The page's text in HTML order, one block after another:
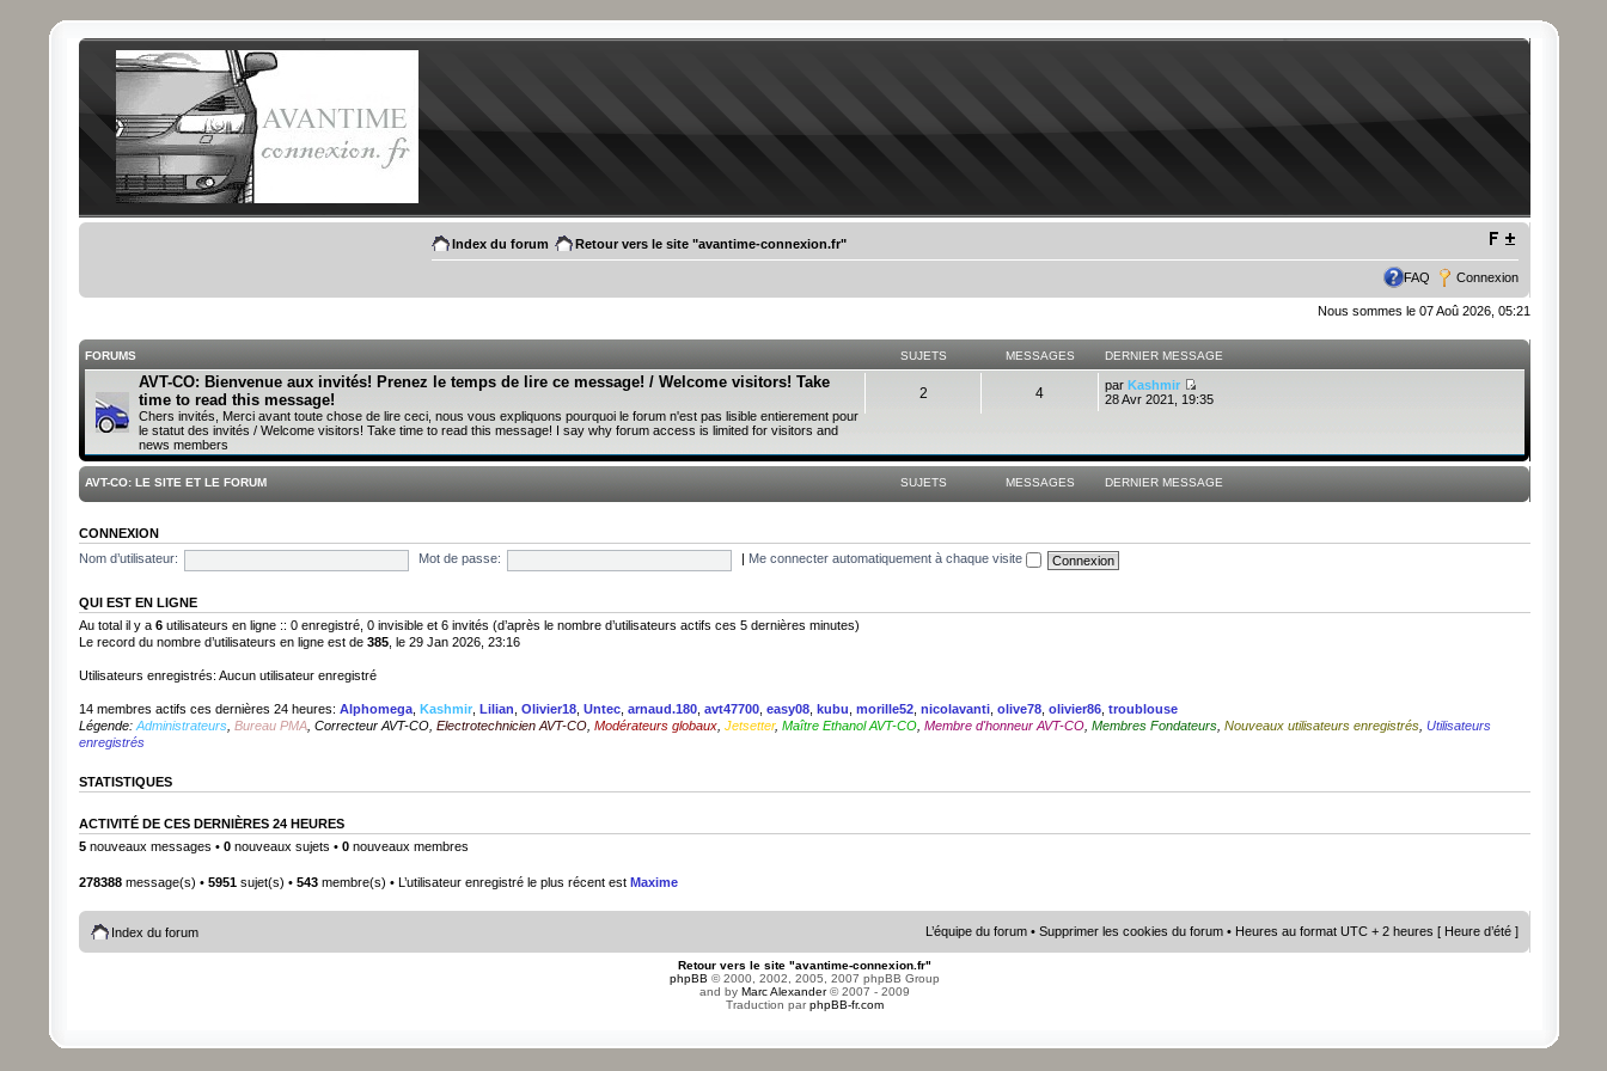
Index du forum Retour vers le site "avantime-connexion.fr"
FAQ Connexion
Nous sommes le 07 Aoû 2026, 05:21
FORUMS SUJETS MESSAGES DERNIER MESSAGE
AVT-CO: Bienvenue aux invités! Prenez le temps de lire ce message! / Welcome visitors! Take
time to read this message!
Chers invités, Merci avant toute chose de lire ceci, nous vous expliquons pourquoi le forum n'est pas lisible entierement pour
le statut des invités / Welcome visitors! Take time to read this message! I say why forum access is limited for visitors and
news members
2 4 par Kashmir
28 Avr 2021, 19:35
AVT-CO: LE SITE ET LE FORUM SUJETS MESSAGES DERNIER MESSAGE
CONNEXION
Nom d’utilisateur:
Mot de passe: Me connecter automatiquement à chaque visite
QUI EST EN LIGNE
Au total il y a 6utilisateurs en ligne :: 0 enregistré, 0 invisible et 6 invités (d’après le nombre d’utilisateurs actifs ces 5 dernières minutes)
Le record du nombre d’utilisateurs en ligne est de 385, le 29 Jan 2026, 23:16
Utilisateurs enregistrés: Aucun utilisateur enregistré
14 membres actifs ces dernières 24 heures: Alphomega, Kashmir, Lilian Olivier18, Untec, arnaud.180, avt47700, easy08, kubu morille52, nicolavanti, olive78, olivier86, troublouse
Légende: Administrateurs, Bureau PMA, Correcteur AVT-CO, Electrotechnicien AVT-CO, Modérateurs globaux, Jetsetter, Maître Ethanol AVT-CO, Membre d'honneur AVT-CO, Membres Fondateurs, Nouveaux utilisateurs enregistrés, Utilisateurs
enregistrés
STATISTIQUES
ACTIVITÉ DE CES DERNIÈRES 24 HEURES
5nouveaux messages • 0nouveaux sujets • 0nouveaux membres
278388message(s) • 5951sujet(s) • 543membre(s) • L’utilisateur enregistré le plus récent est Maxime
Index du forum L’équipe du forum •Supprimer les cookies du forum • Heures au format UTC + 2 heures [ Heure d’été ]
Retour vers le site "avantime-connexion.fr"
phpBB © 2000, 2002, 2005, 2007 phpBB Group
and by Marc Alexander© 2007 - 2009
Traduction parphpBB-fr.com